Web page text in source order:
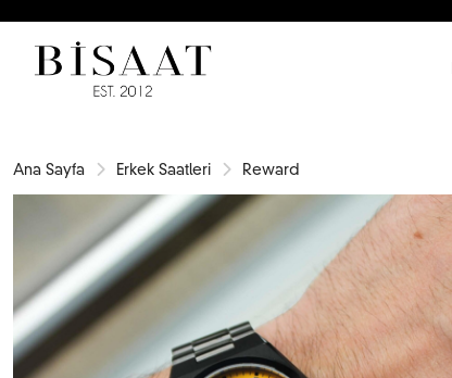
Ana Sayfa Erkek Saatleri Reward